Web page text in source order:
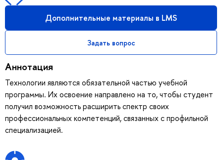
Дополнительные материалы в LMS
Задать вопрос
Аннотация
Технологии являются обязательной частью учебной
программы. Их освоение направлено на то, чтобы студент
получил возможность расширить спектр своих
профессиональных компетенций, связанных с профильной
специализацией.